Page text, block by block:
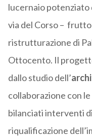
lucernaio potenziato
via del Corso –
ristrutturazione di
Ottocento. Il
dallo studio dell’
collaborazione con
bilanciati interventi
riqualificazione